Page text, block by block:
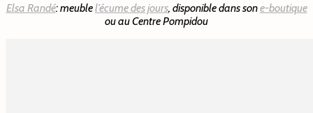
Elsa Randé: meublel’écume des jours, disponible dans sone-boutique
ou au Centre Pompidou